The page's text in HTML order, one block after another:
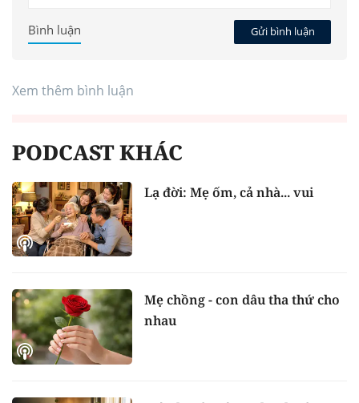
Gửi bình luận
Bình luận
Xem thêm bình luận
PODCAST KHÁC
Lạ đời: Mẹ ốm, cả nhà... vui
Mẹ chồng - con dâu tha thứ cho
nhau